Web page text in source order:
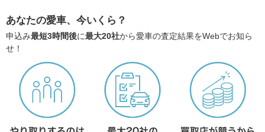
あなたの愛車、今いくら？
申込み最短3時間後に最大20社から愛車の査定結果をWebでお知ら
せ！